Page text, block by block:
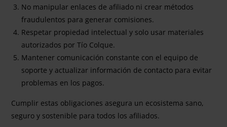
No manipular enlaces de afiliado ni crear métodos
fraudulentos para generar comisiones.
Respetar propiedad intelectual y solo usar materiales
autorizados por Tío Colque.
Mantener comunicación constante con el equipo de
soporte y actualizar información de contacto para evitar
problemas en los pagos.
Cumplir estas obligaciones asegura un ecosistema sano,
seguro y sostenible para todos los afiliados.